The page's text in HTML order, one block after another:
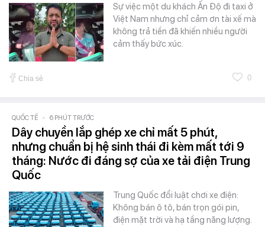
Sự việc một du khách Ấn Độ đi taxi ở
Việt Nam nhưng chỉ cảm ơn tài xế mà
không trả tiền đã khiến nhiều người
cảm thấy bức xúc.
Chia sẻ 0
QUỐC TẾ - 6 PHÚT TRƯỚC
Dây chuyền lắp ghép xe chỉ mất 5 phút,
nhưng chuẩn bị hệ sinh thái đi kèm mất tới 9
tháng: Nước đi đáng sợ của xe tải điện Trung
Quốc
Trung Quốc đổi luật chơi xe điện:
Không bán ô tô, bán trọn gói pin,
điện mặt trời và hạ tầng năng lượng.